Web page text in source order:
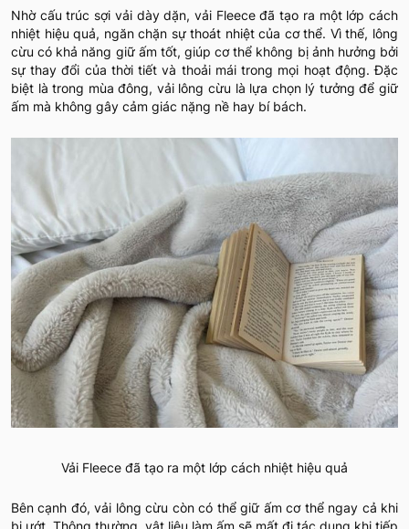
Nhờ cấu trúc sợi vải dày dặn, vải Fleece đã tạo ra một lớp cách
nhiệt hiệu quả, ngăn chặn sự thoát nhiệt của cơ thể. Vì thế, lông
cừu có khả năng giữ ấm tốt, giúp cơ thể không bị ảnh hưởng bởi
sự thay đổi của thời tiết và thoải mái trong mọi hoạt động. Đặc
biệt là trong mùa đông, vải lông cừu là lựa chọn lý tưởng để giữ
ấm mà không gây cảm giác nặng nề hay bí bách.
Vải Fleece đã tạo ra một lớp cách nhiệt hiệu quả
Bên cạnh đó, vải lông cừu còn có thể giữ ấm cơ thể ngay cả khi
bị ướt. Thông thường, vật liệu làm ấm sẽ mất đi tác dụng khi tiếp